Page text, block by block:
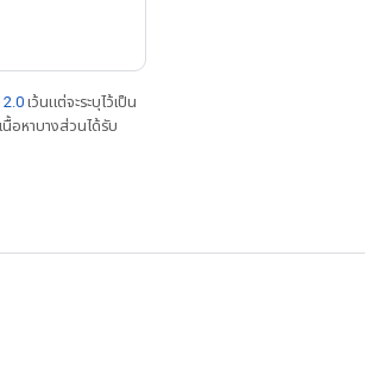
เว้นแต่จะระบุไว้เป็น
อหาบางส่วนได้รับ